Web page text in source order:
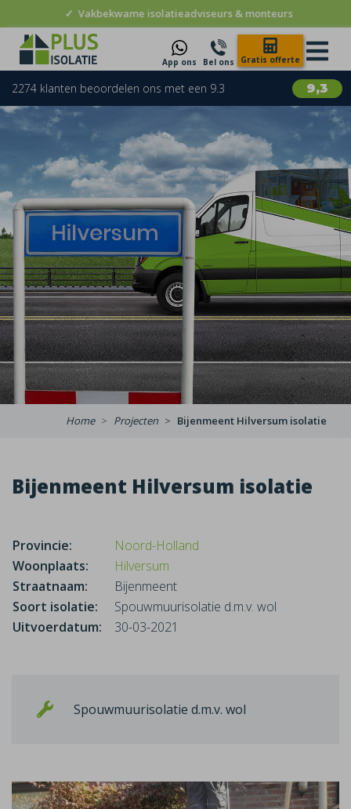
✓ Vakbekwame isolatieadviseurs & monteurs
App ons Bel ons Gratis offerte
9,3
2274 klanten beoordelen ons met een 9.3
Home Projecten Bijenmeent Hilversum isolatie
Bijenmeent Hilversum isolatie
Provincie:
Noord-Holland
Woonplaats:
Hilversum
Straatnaam:
Bijenmeent
Soort isolatie:
Spouwmuurisolatie d.m.v. wol
Uitvoerdatum:
30-03-2021
Spouwmuurisolatie d.m.v. wol